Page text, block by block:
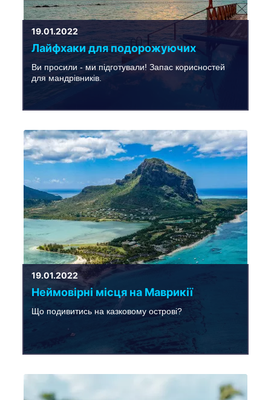
19.01.2022
Лайфхаки для подорожуючих
Ви просили - ми підготували! Запас корисностей
для мандрівників.
19.01.2022
Неймовірні місця на Маврикії
Що подивитись на казковому острові?